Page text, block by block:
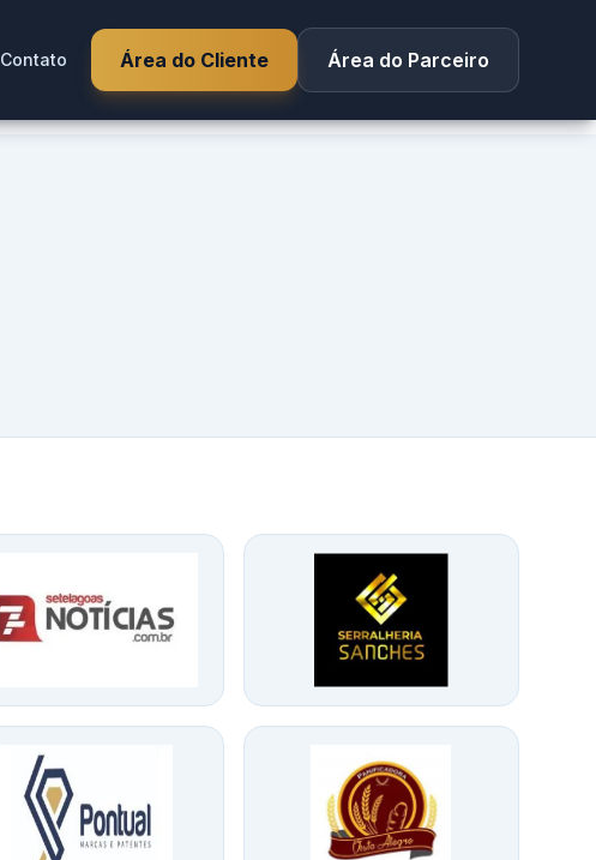
Contato Área do Cliente Área do Parceiro